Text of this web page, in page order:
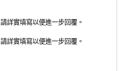
請詳實填寫以便進一步回覆。
請詳實填寫以便進一步回覆。